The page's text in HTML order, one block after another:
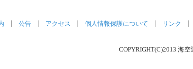
公告 アクセス 個人情報保護について リンク
COPYRIGHT(C)2013 海